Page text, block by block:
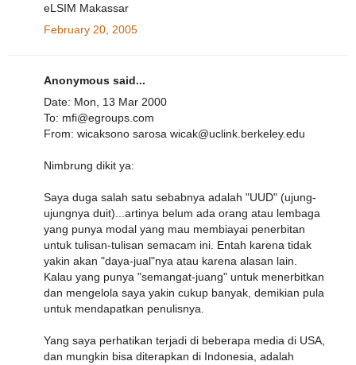
eLSIM Makassar
February 20, 2005
Anonymous said...
Date: Mon, 13 Mar 2000
To: mfi@egroups.com
From: wicaksono sarosa wicak@uclink.berkeley.edu
Nimbrung dikit ya:
Saya duga salah satu sebabnya adalah "UUD" (ujung-
ujungnya duit)...artinya belum ada orang atau lembaga
yang punya modal yang mau membiayai penerbitan
untuk tulisan-tulisan semacam ini. Entah karena tidak
yakin akan "daya-jual"nya atau karena alasan lain.
Kalau yang punya "semangat-juang" untuk menerbitkan
dan mengelola saya yakin cukup banyak, demikian pula
untuk mendapatkan penulisnya.
Yang saya perhatikan terjadi di beberapa media di USA,
dan mungkin bisa diterapkan di Indonesia, adalah